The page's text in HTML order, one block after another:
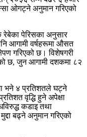
ओगट्ने अनुमान गरिएको
रेबेका पेरिसका अनुसार
आगामी वर्षहरूमा औसत
गरिएको छ। विशेषगरी
छ, जुन आगामी दशकमा ८२
भने ४ प्रतिशतले घट्ने
वृद्धि हुने अपेक्षा
कडाइ तथा
बढ्ने अनुमान गरिएको